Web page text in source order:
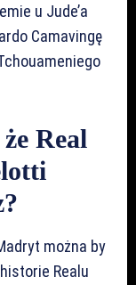
u Jude’a
Camavingę
Real
można by
Realu